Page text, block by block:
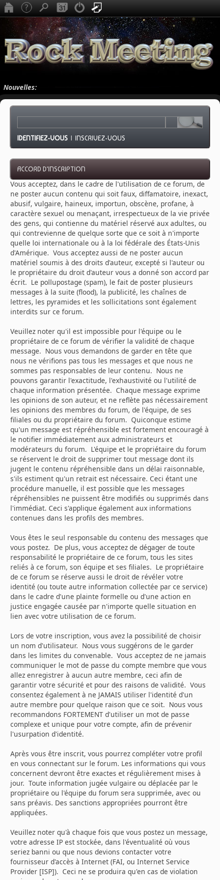
Nouvelles:
IDENTIFIEZ-VOUS |INSCRIVEZ-VOUS
ACCORD D'INSCRIPTION
Vous acceptez, dans le cadre de l'utilisation de ce forum, de
ne poster aucun contenu qui soit faux, diffamatoire, inexact,
abusif, vulgaire, haineux, importun, obscène, profane, à
caractère sexuel ou menaçant, irrespectueux de la vie privée
des gens, qui contienne du matériel réservé aux adultes, ou
qui contrevienne de quelque sorte que ce soit à n'importe
quelle loi internationale ou à la loi fédérale des États-Unis
d'Amérique. Vous acceptez aussi de ne poster aucun
matériel soumis à des droits d'auteur, excepté si l'auteur ou
le propriétaire du droit d'auteur vous a donné son accord par
écrit. Le pollupostage (spam), le fait de poster plusieurs
messages à la suite (flood), la publicité, les chaînes de
lettres, les pyramides et les sollicitations sont également
interdits sur ce forum.
Veuillez noter qu'il est impossible pour l'équipe ou le
propriétaire de ce forum de vérifier la validité de chaque
message. Nous vous demandons de garder en tête que
nous ne vérifions pas tous les messages et que nous ne
sommes pas responsables de leur contenu. Nous ne
pouvons garantir l'exactitude, l'exhaustivité ou l'utilité de
chaque information présentée. Chaque message exprime
les opinions de son auteur, et ne reflète pas nécessairement
les opinions des membres du forum, de l'équipe, de ses
filiales ou du propriétaire du forum. Quiconque estime
qu'un message est répréhensible est fortement encouragé à
le notifier immédiatement aux administrateurs et
modérateurs du forum. L'équipe et le propriétaire du forum
se réservent le droit de supprimer tout message dont ils
jugent le contenu répréhensible dans un délai raisonnable,
s'ils estiment qu'un retrait est nécessaire. Ceci étant une
procédure manuelle, il est possible que les messages
répréhensibles ne puissent être modifiés ou supprimés dans
l'immédiat. Ceci s'applique également aux informations
contenues dans les profils des membres.
Vous êtes le seul responsable du contenu des messages que
vous postez. De plus, vous acceptez de dégager de toute
responsabilité le propriétaire de ce forum, tous les sites
reliés à ce forum, son équipe et ses filiales. Le propriétaire
de ce forum se réserve aussi le droit de révéler votre
identité (ou toute autre information collectée par ce service)
dans le cadre d'une plainte formelle ou d'une action en
justice engagée causée par n'importe quelle situation en
lien avec votre utilisation de ce forum.
Lors de votre inscription, vous avez la possibilité de choisir
un nom d'utilisateur. Nous vous suggérons de le garder
dans les limites du convenable. Vous acceptez de ne jamais
communiquer le mot de passe du compte membre que vous
allez enregistrer à aucun autre membre, ceci afin de
garantir votre sécurité et pour des raisons de validité. Vous
consentez également à ne JAMAIS utiliser l'identité d'un
autre membre pour quelque raison que ce soit. Nous vous
recommandons FORTEMENT d'utiliser un mot de passe
complexe et unique pour votre compte, afin de prévenir
l'usurpation d'identité.
Après vous être inscrit, vous pourrez compléter votre profil
en vous connectant sur le forum. Les informations qui vous
concernent devront être exactes et régulièrement mises à
jour. Toute information jugée vulgaire ou déplacée par le
propriétaire ou l'équipe du forum sera supprimée, avec ou
sans préavis. Des sanctions appropriées pourront être
appliquées.
Veuillez noter qu'à chaque fois que vous postez un message,
votre adresse IP est stockée, dans l'éventualité où vous
seriez banni ou que nous devions contacter votre
fournisseur d'accès à Internet (FAI, ou Internet Service
Provider [ISP]). Ceci ne se produira qu'en cas de violation